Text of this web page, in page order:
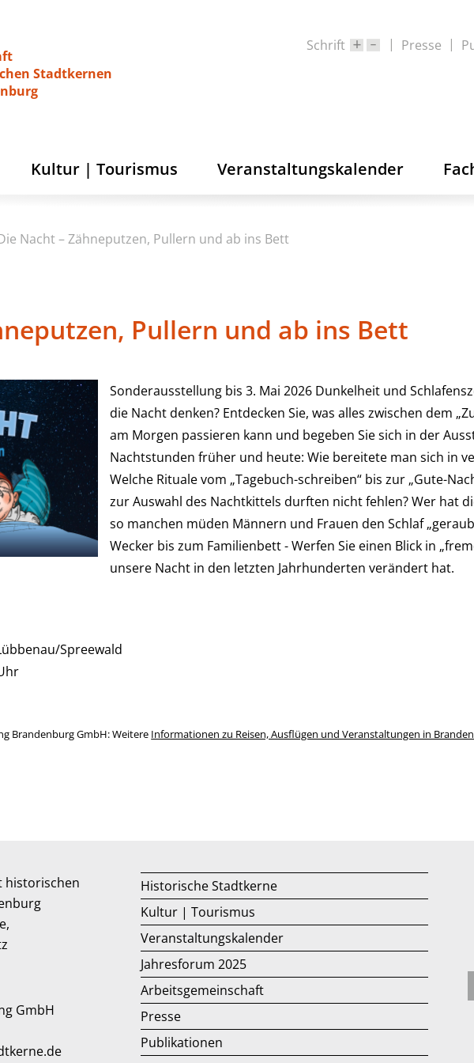
Stadtkernen
Schrift Presse
Kultur | Tourismus Veranstaltungskalender
Nacht – Zähneputzen, Pullern und ab ins Bett
Pullern und ab ins Bett
Sonderausstellung bis 3. Mai 2026 Dunkelheit und
die Nacht denken? Entdecken Sie, was alles zwischen dem
am Morgen passieren kann und begeben Sie sich in der
Nachtstunden früher und heute: Wie bereitete man sich in
Welche Rituale vom „Tagebuch-schreiben“ bis zur „Gute-
zur Auswahl des Nachtkittels durften nicht fehlen? Wer hat
so manchen müden Männern und Frauen den Schlaf
Wecker bis zum Familienbett - Werfen Sie einen Blick in
unsere Nacht in den letzten Jahrhunderten verändert hat.
Spreewald
Brandenburg GmbH: Weitere Informationen zu Reisen, Ausflügen und Veranstaltungen in
historischen
GmbH
Historische Stadtkerne
Kultur | Tourismus
Veranstaltungskalender
Jahresforum 2025
Arbeitsgemeinschaft
Presse
Publikationen